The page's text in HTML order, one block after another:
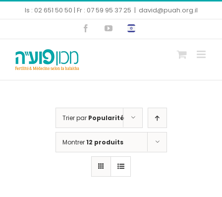
Ouvrir la barre d’outils
to
Is : 02 651 50 50 | Fr : 07 59 95 37 25 | david@puah.org.il
FacebookYouTube
Trier par Popularité
Montrer12 produits